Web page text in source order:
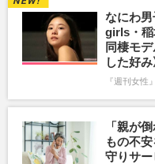
なにわ
girls・稲
同棲モ
した好
『週刊女性
「親が
もの不
守りサ